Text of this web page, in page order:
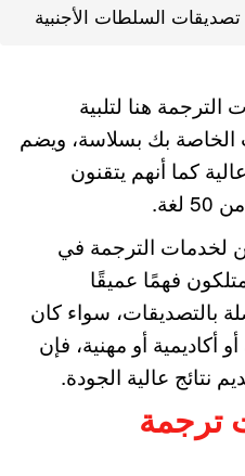
السلطات الأجنبية
هنا لتلبية
الخاصة بك بسلاسة، ويضم
كما أنهم يتقنون
لخدمات الترجمة في
فهمًا عميقًا
بالتصديقات، سواء كان
أو مهنية، فإن
نتائج عالية الجودة.
ترجمة